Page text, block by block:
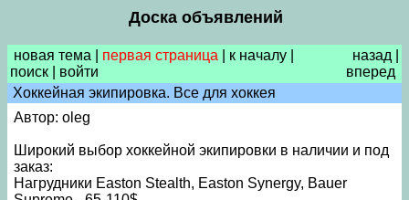
Доска объявлений
новая тема первая страница к началу
поиск
войти
назад
вперед
Хоккейная экипировка. Все для хоккея
Автор: oleg
Широкий выбор хоккейной экипировки в наличии и под
заказ:
Нагрудники Easton Stealth, Easton Synergy, Bauer